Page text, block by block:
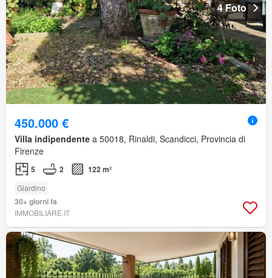
4 Foto
450.000 €
Villa indipendente a 50018, Rinaldi, Scandicci, Provincia di
Firenze
5 2 122 m²
Giardino
30+ giorni fa
IMMOBILIARE.IT